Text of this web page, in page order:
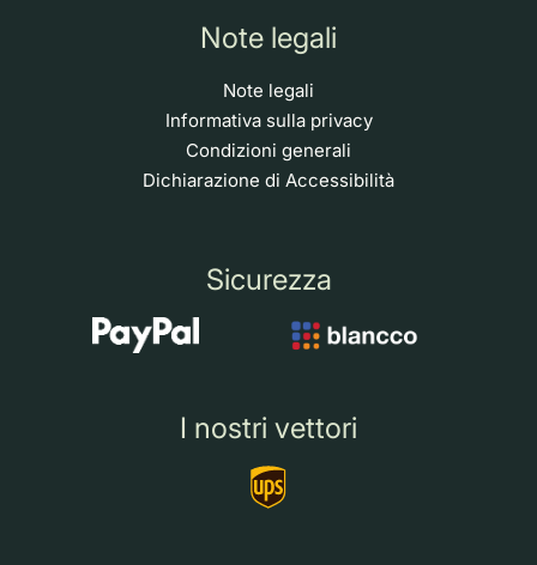
Note legali
Note legali
Informativa sulla privacy
Condizioni generali
Dichiarazione di Accessibilità
Sicurezza
I nostri vettori